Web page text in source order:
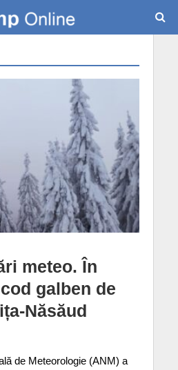
meteo. În
galben de
Năsăud
de Meteorologie (ANM) a